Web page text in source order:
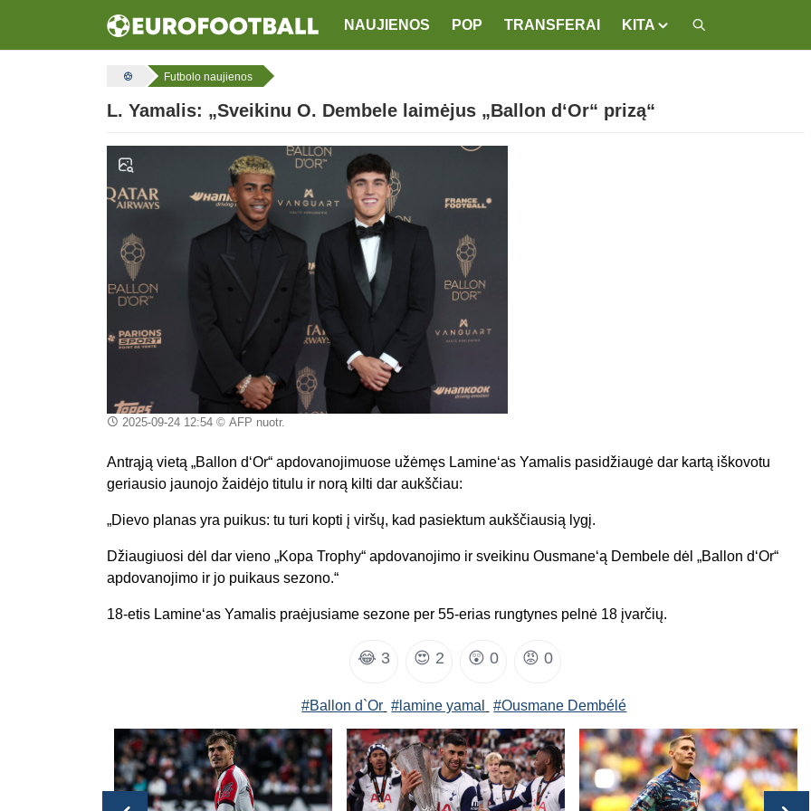
NAUJIENOS POP TRANSFERAI KITA
Futbolo naujienos
L. Yamalis: „Sveikinu O. Dembele laimėjus „Ballon d‘Or“ prizą“
2025-09-24 12:54© AFP nuotr.
Antrąją vietą „Ballon d‘Or“ apdovanojimuose užėmęs Lamine‘as Yamalis pasidžiaugė dar kartą iškovotu
geriausio jaunojo žaidėjo titulu ir norą kilti dar aukščiau:
„Dievo planas yra puikus: tu turi kopti į viršų, kad pasiektum aukščiausią lygį.
Džiaugiuosi dėl dar vieno „Kopa Trophy“ apdovanojimo ir sveikinu Ousmane‘ą Dembele dėl „Ballon d‘Or“
apdovanojimo ir jo puikaus sezono.“
18-etis Lamine‘as Yamalis praėjusiame sezone per 55-erias rungtynes pelnė 18 įvarčių.
😂 3 😍 2 😲 0 😡 0
#Ballon d`Or #lamine yamal #Ousmane Dembélé